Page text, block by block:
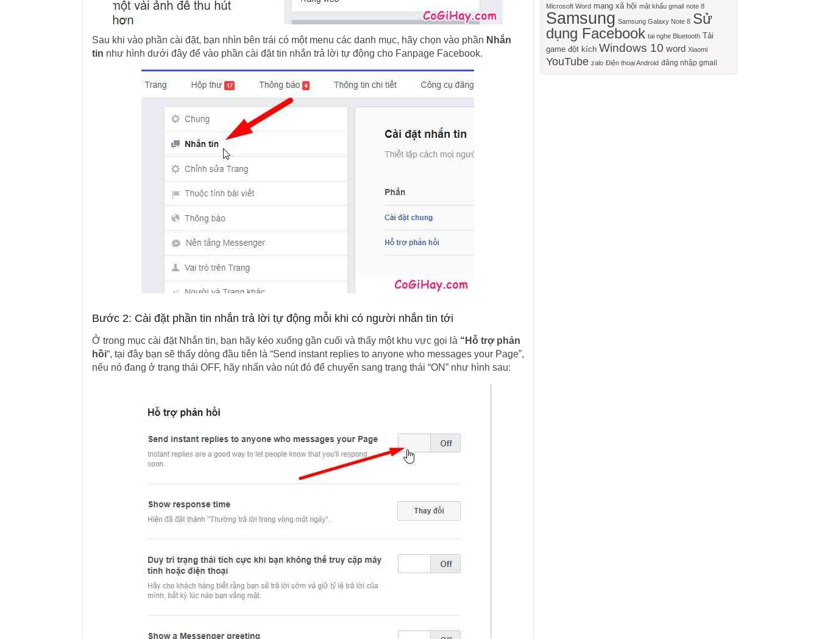
Sau khi vào phần cài đặt, bạn nhìn bên trái có một menu các danh mục, hãy chọn vào phần Nhắn
tin như hình dưới đây để vào phần cài đặt tin nhắn trả lời tự động cho Fanpage Facebook.
Bước 2: Cài đặt phần tin nhắn trả lời tự động mỗi khi có người nhắn tin tới
Ở trong mục cài đặt Nhắn tin, bạn hãy kéo xuống gần cuối và thấy một khu vực gọi là “Hỗ trợ phản
hồi“, tại đây bạn sẽ thấy dòng đầu tiên là “Send instant replies to anyone who messages your Page”,
nếu nó đang ở trạng thái OFF, hãy nhấn vào nút đó để chuyển sang trạng thái “ON” như hình sau:
Microsoft Word mạng xã hội mật khẩu gmail note 8
Samsung Samsung Galaxy Note 8 Sử
dụng Facebook tai nghe Bluetooth Tải
game đột kích Windows 10 word Xiaomi
YouTube zalo Điện thoại Android đăng nhập gmail